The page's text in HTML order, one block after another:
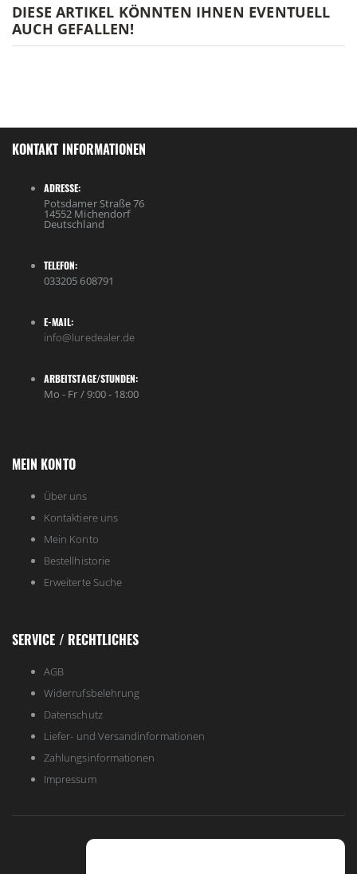
DIESE ARTIKEL KÖNNTEN IHNEN EVENTUELL
AUCH GEFALLEN!
KONTAKT INFORMATIONEN
ADRESSE:
Potsdamer Straße 76
14552 Michendorf
Deutschland
TELEFON:
033205 608791
E-MAIL:
info@luredealer.de
ARBEITSTAGE/STUNDEN:
Mo - Fr / 9:00 - 18:00
MEIN KONTO
Über uns
Kontaktiere uns
Mein Konto
Bestellhistorie
Erweiterte Suche
SERVICE / RECHTLICHES
AGB
Widerrufsbelehrung
Datenschutz
Liefer- und Versandinformationen
Zahlungsinformationen
Impressum